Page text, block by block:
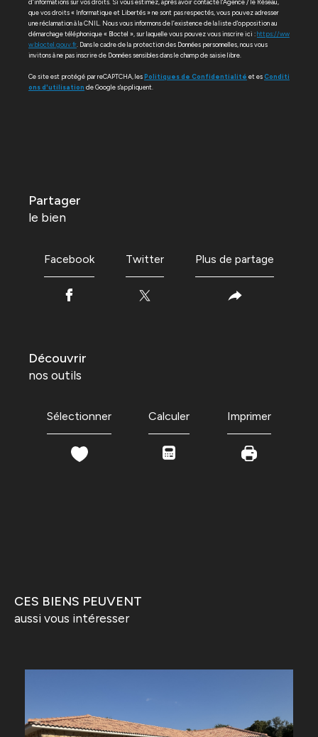
d’informations sur vos droits. Si vous estimez, après avoir contacté l'Agence / le Réseau,
que vos droits « Informatique et Libertés » ne sont pas respectés, vous pouvez adresser
une réclamation à la CNIL. Nous vous informons de l’existence de la liste d'opposition au
démarchage téléphonique « Bloctel », sur laquelle vous pouvez vous inscrire ici :https://ww
w.bloctel.gouv.fr. Dans le cadre de la protection des Données personnelles, nous vous
invitons à ne pas inscrire de Données sensibles dans le champ de saisie libre.
Ce site est protégé par reCAPTCHA, lesPolitiques de Confidentialité et esConditi
ons d'utilisation de Google s'appliquent.
partager
le bien
Facebook Twitter Plus de partage
découvrir
nos outils
Sélectionner Calculer Imprimer
CES BIENS PEUVENT
aussi vous intéresser